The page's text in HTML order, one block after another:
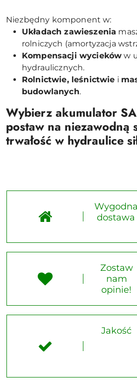
Niezbędny komponent w:
Układach zawieszenia
rolniczych (amortyzacja
Kompensacji wycieków w
hydraulicznych.
Rolnictwie, leśnictwie i
budowlanych.
Wybierz akumulator
postaw na niezawodną
trwałość w hydraulice
Wygodna
dostawa
Zostaw
nam
opinie!
Jakość